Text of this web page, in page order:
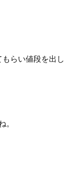
らい値段を出し
。